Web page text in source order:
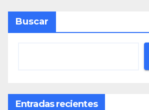
Buscar
Entradas recientes